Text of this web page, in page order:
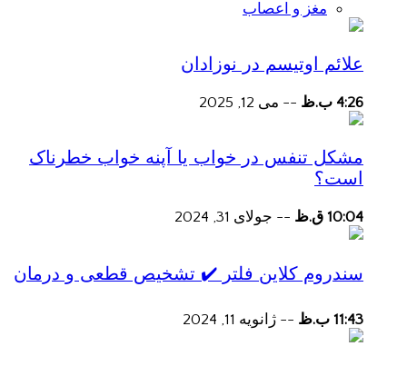
مغز و اعصاب
علائم اوتیسم در نوزادان
4:26 ب.ظ -- می 12, 2025
مشکل تنفس در خواب یا آپنه خواب خطرناک
است؟
10:04 ق.ظ -- جولای 31, 2024
سندروم کلاین فلتر ✔️ تشخیص قطعی و درمان
11:43 ب.ظ -- ژانویه 11, 2024